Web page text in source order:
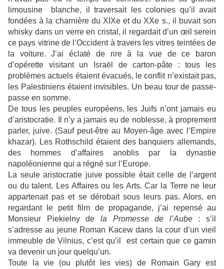
limousine blanche, il traversait les colonies qu’il avait
fondées à la charnière du XIXe et du XXe s., il buvait son
whisky dans un verre en cristal, il regardait d’un œil serein
ce pays vitrine de l’Occident à travers les vitres teintées de
la voiture. J’ai éclaté de rire à la vue de ce baron
d’opérette visitant un Israël de carton-pâte : tous les
problèmes actuels étaient évacués, le conflit n’existait pas,
les Palestiniens étaient invisibles. Un beau tour de passe-
passe en somme.
De tous les peuples européens, les Juifs n’ont jamais eu
d’aristocratie. Il n’y a jamais eu de noblesse, à proprement
parler, juive. (Sauf peut-être au Moyen-âge avec l’Empire
khazar). Les Rothschild étaient des banquiers allemands,
des hommes d’affaires anoblis par la dynastie
napoléonienne qui a régné sur l’Europe.
La seule aristocratie juive possible était celle de l’argent
ou du talent. Les Affaires ou les Arts. Car la Terre ne leur
appartenait pas et se dérobait sous leurs pas. Alors, en
regardant le petit film de propagande, j’ai repensé au
Monsieur Piekielny de la Promesse de l’Aube: s’il
s’adresse au jeune Roman Kacew dans la cour d’un vieil
immeuble de Vilnius, c’est qu’il est certain que ce gamin
va devenir un jour quelqu’un.
Toute la vie (ou plutôt les vies) de Romain Gary est